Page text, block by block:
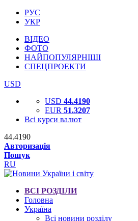
РУС
УКР
ВІДЕО
ФОТО
НАЙПОПУЛЯРНІШІ
СПЕЦПРОЕКТИ
USD
USD 44.4190
EUR 51.3207
Всі курси валют
44.4190
Авторизація
Пошук
RU
ВСІ РОЗДІЛИ
Головна
Україна
Всі новини розділу